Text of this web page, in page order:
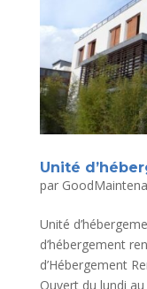
Unité
par
Unité
d’hébergement
d’Hébergement
Ouvert du lundi